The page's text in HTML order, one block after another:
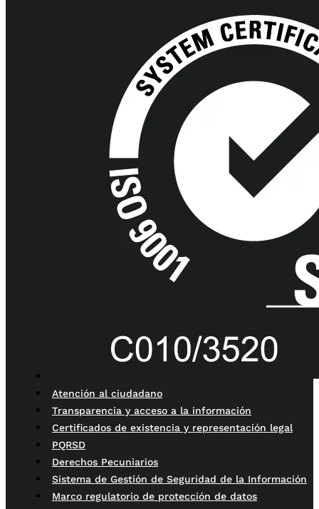
Atención al ciudadano
Transparencia y acceso a la información
Certificados de existencia y representación legal
PQRSD
Derechos Pecuniarios
Sistema de Gestión de Seguridad de la Información
Marco regulatorio de protección de datos